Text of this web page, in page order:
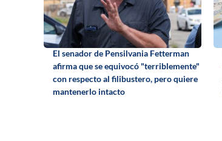
El senador de Pensilvania Fetterman
afirma que se equivocó "terriblemente"
con respecto al filibustero, pero quiere
mantenerlo intacto